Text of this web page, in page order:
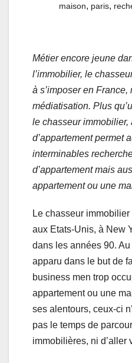
maison, paris,
Métier encore jeune
l’immobilier, le
à s’imposer en
médiatisation. Plus
le chasseur
d’appartement permet
interminables
d’appartement mais
appartement ou une
Le chasseur
aux Etats-Unis, à New
dans les années 90.
apparu dans le but de
business men trop
appartement ou une
ses alentours, ceux-ci
pas le temps de
immobilières, ni d’aller